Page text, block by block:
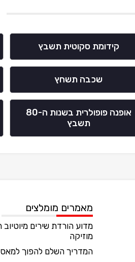
קידומת סקוטית תשבץ
שכבה תשחץ
אופנה פופולרית בשנות ה-80
תשבץ
מאמרים מומלצים
מדוע הורדת שירים
מוזיקה
המדריך השלם להפוך